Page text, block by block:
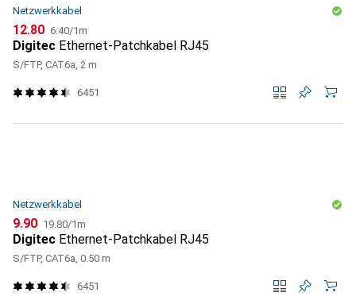
Netzwerkkabel
CHF
12.80 CHF
6.40/1m
Digitec Ethernet-Patchkabel RJ45
S/FTP, CAT6a, 2 m
6451
Netzwerkkabel
CHF
9.90 CHF
19.80/1m
Digitec Ethernet-Patchkabel RJ45
S/FTP, CAT6a, 0.50 m
6451